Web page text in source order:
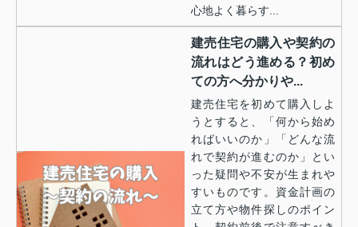
心地よく暮らす...
建売住宅の購入や契約の
流れはどう進める？初め
ての方へ分かりや...
建売住宅を初めて購入しよ
うとすると、「何から始め
ればいいのか」「どんな流
れで契約が進むのか」とい
った疑問や不安が生まれや
すいものです。資金計画の
立て方や物件探しのポイン